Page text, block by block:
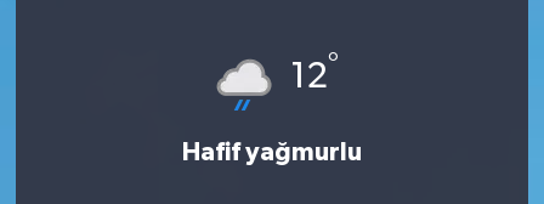
12°
Hafif yağmurlu